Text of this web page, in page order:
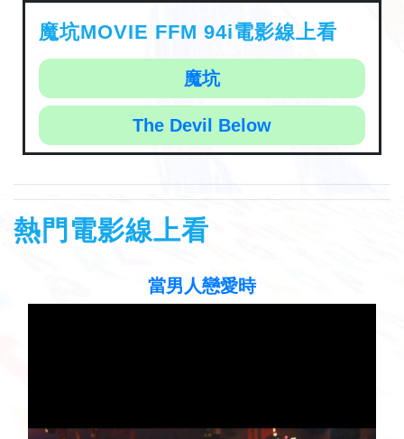
魔坑MOVIE FFM 94i電影線上看
魔坑
The Devil Below
熱門電影線上看
聽見歌 再唱